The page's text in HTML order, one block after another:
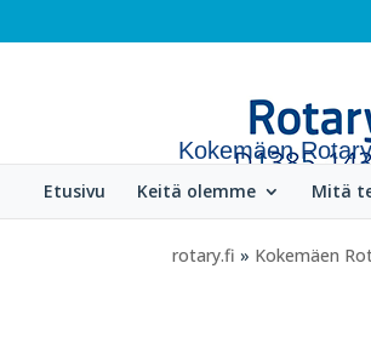
Kokemäen
Etusivu Keitä olemme Mitä
rotary.fi » Kokemäen